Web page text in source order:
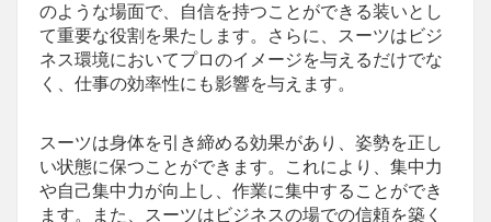
のような場面で、自信を持つことができる装いとし
て重要な役割を果たします。さらに、スーツはビジ
ネス環境においてプロのイメージを与えるだけでな
く、仕事の効率性にも影響を与えます。
スーツは身体を引き締める効果があり、姿勢を正し
い状態に保つことができます。これにより、集中力
や自己集中力が向上し、作業に集中することができ
ます。また、スーツはビジネスの場での信頼を築く